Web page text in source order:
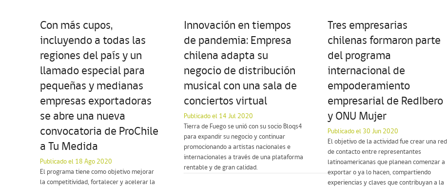
Con más cupos,
incluyendo a todas las
regiones del país y un
llamado especial para
pequeñas y medianas
empresas exportadoras
se abre una nueva
convocatoria de ProChile
a Tu Medida
Publicado el 18 Ago 2020
El programa tiene como objetivo mejorar
la competitividad, fortalecer y acelerar la
Innovación en tiempos
de pandemia: Empresa
chilena adapta su
negocio de distribución
musical con una sala de
conciertos virtual
Publicado el 14 Jul 2020
Tierra de Fuego se unió con su socio Bloqs4
para expandir su negocio y continuar
promocionando a artistas nacionales e
internacionales a través de una plataforma
rentable y de gran calidad.
Tres empresarias
chilenas formaron parte
del programa
internacional de
empoderamiento
empresarial de RedIbero
y ONU Mujer
Publicado el 30 Jun 2020
El objetivo de la actividad fue crear una red
de contacto entre representantes
latinoamericanas que planean comenzar a
exportar o ya lo hacen, compartiendo
experiencias y claves que contribuyan a la